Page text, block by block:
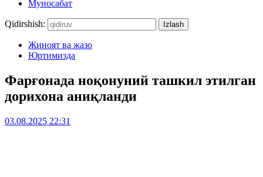
Муносабат
Qidirshish:
Жиноят ва жазо
Юртимизда
Фарғонада ноқонуний ташкил этилган
дорихона аниқланди
03.08.2025 22:31